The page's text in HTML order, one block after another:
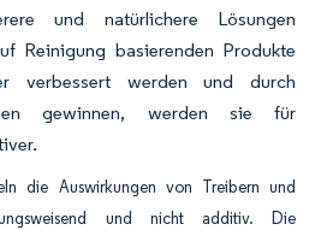
und natürlichere Lösungen
Reinigung basierenden Produkte
verbessert werden und durch
gewinnen, werden sie für
die Auswirkungen von Treibern und
und nicht additiv. Die